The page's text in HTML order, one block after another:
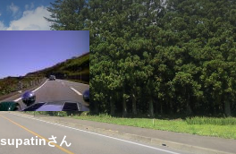
supatinさん